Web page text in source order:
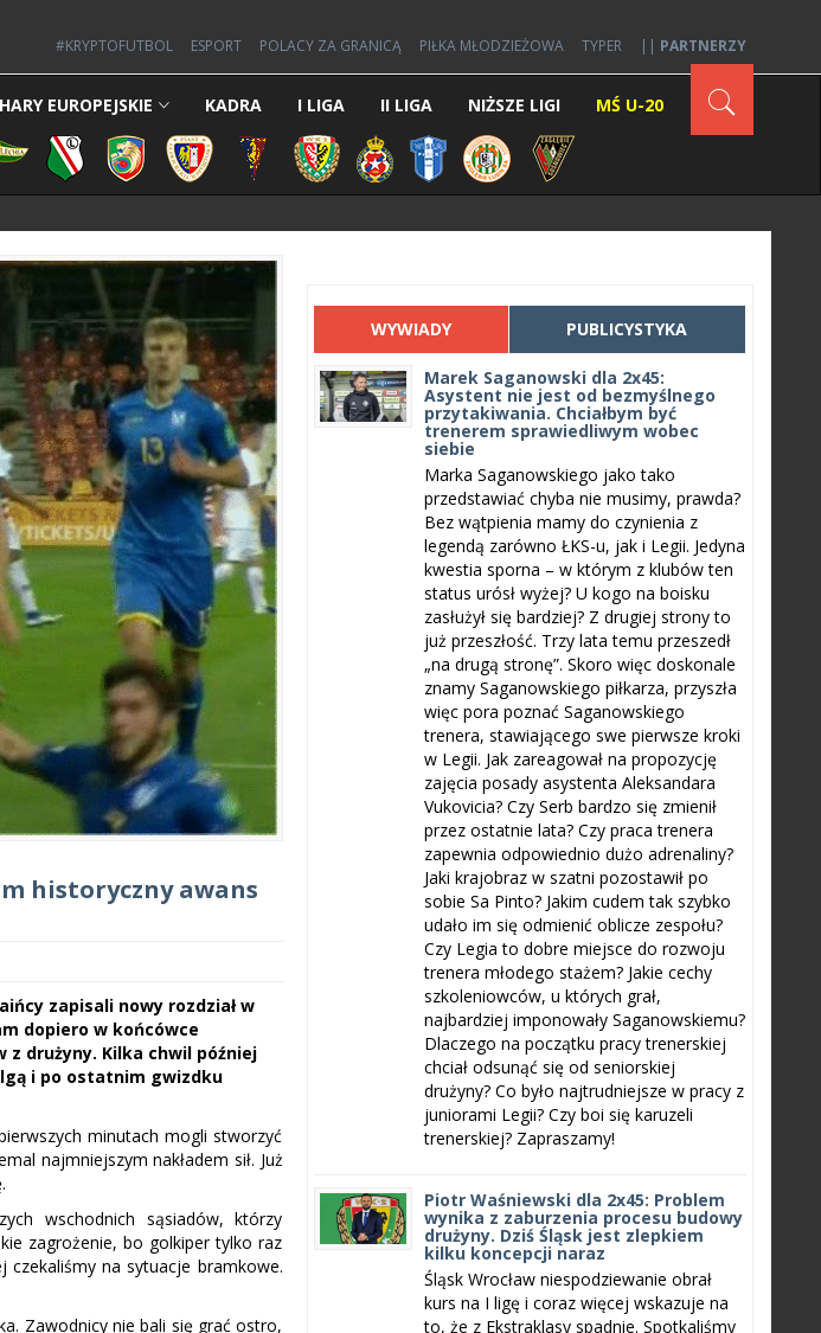
#KRYPTOFUTBOL ESPORT POLACY ZA GRANICĄ PIŁKA MŁODZIEŻOWA TYPER || PARTNERZY
EUROPEJSKIE KADRA I LIGA II LIGA NIŻSZE LIGI MŚ U-20
historyczny awans
zapisali nowy rozdział w
dopiero w końcówce
z drużyny. Kilka chwil później
i po ostatnim gwizdku
minutach mogli stworzyć
najmniejszym nakładem sił. Już
wschodnich sąsiadów, którzy
zagrożenie, bo golkiper tylko raz
czekaliśmy na sytuacje bramkowe.
Zawodnicy nie bali się grać ostro,
WYWIADY PUBLICYSTYKA
Marek Saganowski dla 2x45:
Asystent nie jest od bezmyślnego
przytakiwania. Chciałbym być
trenerem sprawiedliwym wobec
siebie
Marka Saganowskiego jako tako
przedstawiać chyba nie musimy, prawda?
Bez wątpienia mamy do czynienia z
legendą zarówno ŁKS-u, jak i Legii. Jedyna
kwestia sporna – w którym z klubów ten
status urósł wyżej? U kogo na boisku
zasłużył się bardziej? Z drugiej strony to
już przeszłość. Trzy lata temu przeszedł
„na drugą stronę”. Skoro więc doskonale
znamy Saganowskiego piłkarza, przyszła
więc pora poznać Saganowskiego
trenera, stawiającego swe pierwsze kroki
w Legii. Jak zareagował na propozycję
zajęcia posady asystenta Aleksandara
Vukovicia? Czy Serb bardzo się zmienił
przez ostatnie lata? Czy praca trenera
zapewnia odpowiednio dużo adrenaliny?
Jaki krajobraz w szatni pozostawił po
sobie Sa Pinto? Jakim cudem tak szybko
udało im się odmienić oblicze zespołu?
Czy Legia to dobre miejsce do rozwoju
trenera młodego stażem? Jakie cechy
szkoleniowców, u których grał,
najbardziej imponowały Saganowskiemu?
Dlaczego na początku pracy trenerskiej
chciał odsunąć się od seniorskiej
drużyny? Co było najtrudniejsze w pracy z
juniorami Legii? Czy boi się karuzeli
trenerskiej? Zapraszamy!
Piotr Waśniewski dla 2x45: Problem
wynika z zaburzenia procesu budowy
drużyny. Dziś Śląsk jest zlepkiem
kilku koncepcji naraz
Śląsk Wrocław niespodziewanie obrał
kurs na I ligę i coraz więcej wskazuje na
to, że z Ekstraklasy spadnie. Spotkaliśmy